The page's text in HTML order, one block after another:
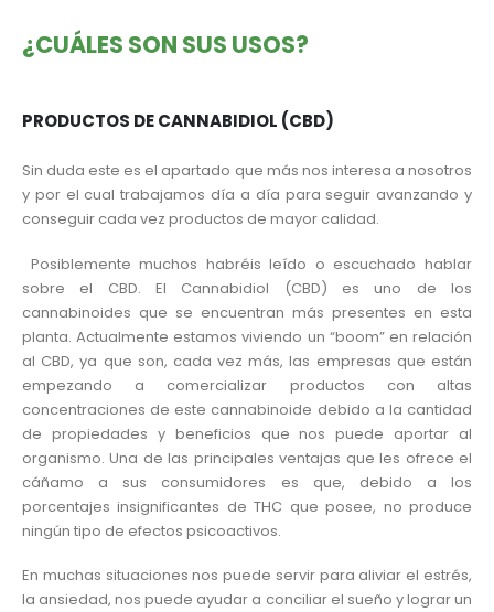
¿CUÁLES SON SUS USOS?
PRODUCTOS DE CANNABIDIOL (CBD)
Sin duda este es el apartado que más nos interesa a nosotros
y por el cual trabajamos día a día para seguir avanzando y
conseguir cada vez productos de mayor calidad.
Posiblemente muchos habréis leído o escuchado hablar
sobre el CBD. El Cannabidiol (CBD) es uno de los
cannabinoides que se encuentran más presentes en esta
planta. Actualmente estamos viviendo un “boom” en relación
al CBD, ya que son, cada vez más, las empresas que están
empezando a comercializar productos con altas
concentraciones de este cannabinoide debido a la cantidad
de propiedades y beneficios que nos puede aportar al
organismo. Una de las principales ventajas que les ofrece el
cáñamo a sus consumidores es que, debido a los
porcentajes insignificantes de THC que posee, no produce
ningún tipo de efectos psicoactivos.
En muchas situaciones nos puede servir para aliviar el estrés,
la ansiedad, nos puede ayudar a conciliar el sueño y lograr un